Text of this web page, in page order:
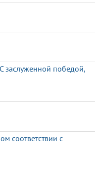
заслуженной победой,
соответствии с